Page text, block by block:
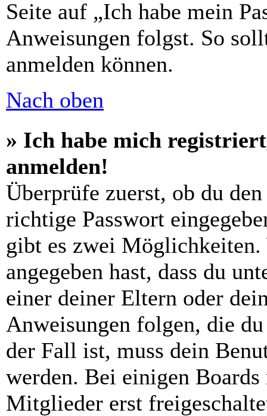
Seite auf „Ich habe mein
Anweisungen folgst. So
anmelden können.
Nach oben
» Ich habe mich
anmelden!
Überprüfe zuerst, ob du
richtige Passwort
gibt es zwei
angegeben hast, dass du
einer deiner Eltern oder
Anweisungen folgen, die
der Fall ist, muss dein
werden. Bei einigen Boards
Mitglieder erst